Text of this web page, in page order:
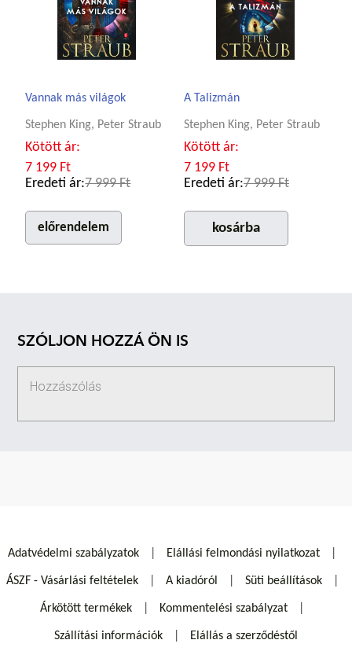
Vannak más világok
Stephen King, Peter Straub
Kötött ár:
7 199 Ft
Eredeti ár:7 999 Ft
előrendelem
A Talizmán
Stephen King, Peter Straub
Kötött ár:
7 199 Ft
Eredeti ár:7 999 Ft
kosárba
SZÓLJON HOZZÁ ÖN IS
Adatvédelmi szabályzatok Elállási felmondási nyilatkozat
ÁSZF - Vásárlási feltételek A kiadóról Süti beállítások
Árkötött termékek Kommentelési szabályzat
Szállítási információk Elállás a szerződéstől